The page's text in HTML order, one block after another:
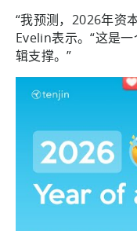
“我预测，2026年资
Evelin表示。“这是
辑支撑。”